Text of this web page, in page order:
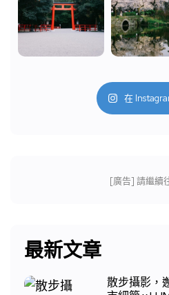
在
[廣告] 請繼續
最新文章
散步攝影，